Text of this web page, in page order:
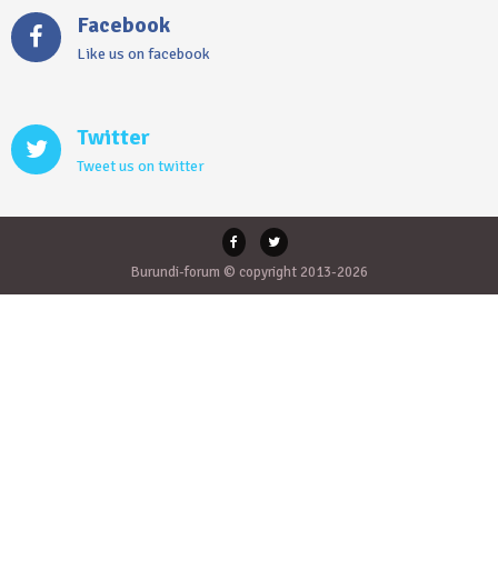
Facebook
Like us on facebook
Twitter
Tweet us on twitter
Burundi-forum © copyright 2013-2026